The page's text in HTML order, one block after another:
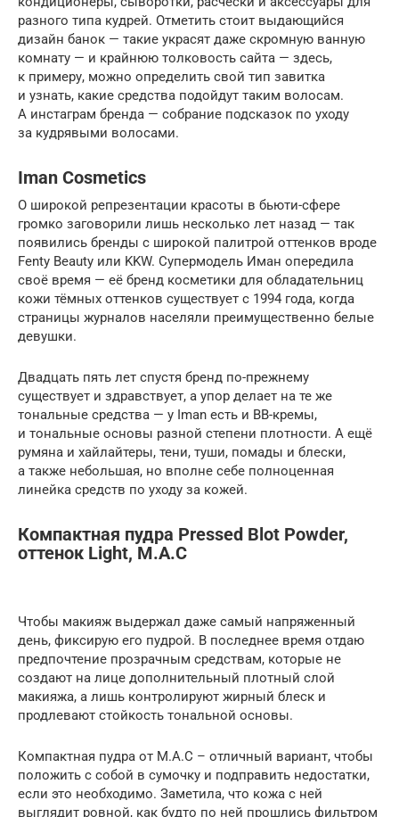
разного типа кудрей. Отметить стоит выдающийся
дизайн банок — такие украсят даже скромную ванную
комнату — и крайнюю толковость сайта — здесь,
к примеру, можно определить свой тип завитка
и узнать, какие средства подойдут таким волосам.
А инстаграм бренда — собрание подсказок по уходу
за кудрявыми волосами.
Iman Cosmetics
О широкой репрезентации красоты в бьюти-сфере
громко заговорили лишь несколько лет назад — так
появились бренды с широкой палитрой оттенков вроде
Fenty Beauty или KKW. Супермодель Иман опередила
своё время — её бренд косметики для обладательниц
кожи тёмных оттенков существует с 1994 года, когда
страницы журналов населяли преимущественно белые
девушки.
Двадцать пять лет спустя бренд по-прежнему
существует и здравствует, а упор делает на те же
тональные средства — у Iman есть и BB-кремы,
и тональные основы разной степени плотности. А ещё
румяна и хайлайтеры, тени, туши, помады и блески,
а также небольшая, но вполне себе полноценная
линейка средств по уходу за кожей.
Компактная пудра Pressed Blot Powder,
оттенок Light, M.A.C
Чтобы макияж выдержал даже самый напряженный
день, фиксирую его пудрой. В последнее время отдаю
предпочтение прозрачным средствам, которые не
создают на лице дополнительный плотный слой
макияжа, а лишь контролируют жирный блеск и
продлевают стойкость тональной основы.
Компактная пудра от M.A.C – отличный вариант, чтобы
положить с собой в сумочку и подправить недостатки,
если это необходимо. Заметила, что кожа с ней
выглядит ровной, как будто по ней прошлись фильтром